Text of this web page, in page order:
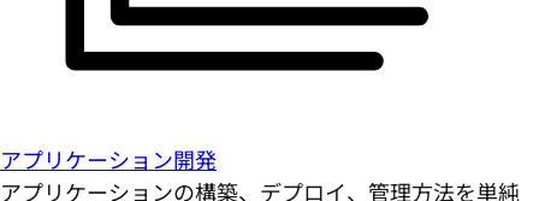
アプリケーション開発
アプリケーションの構築、デプロイ、管理方法を単純